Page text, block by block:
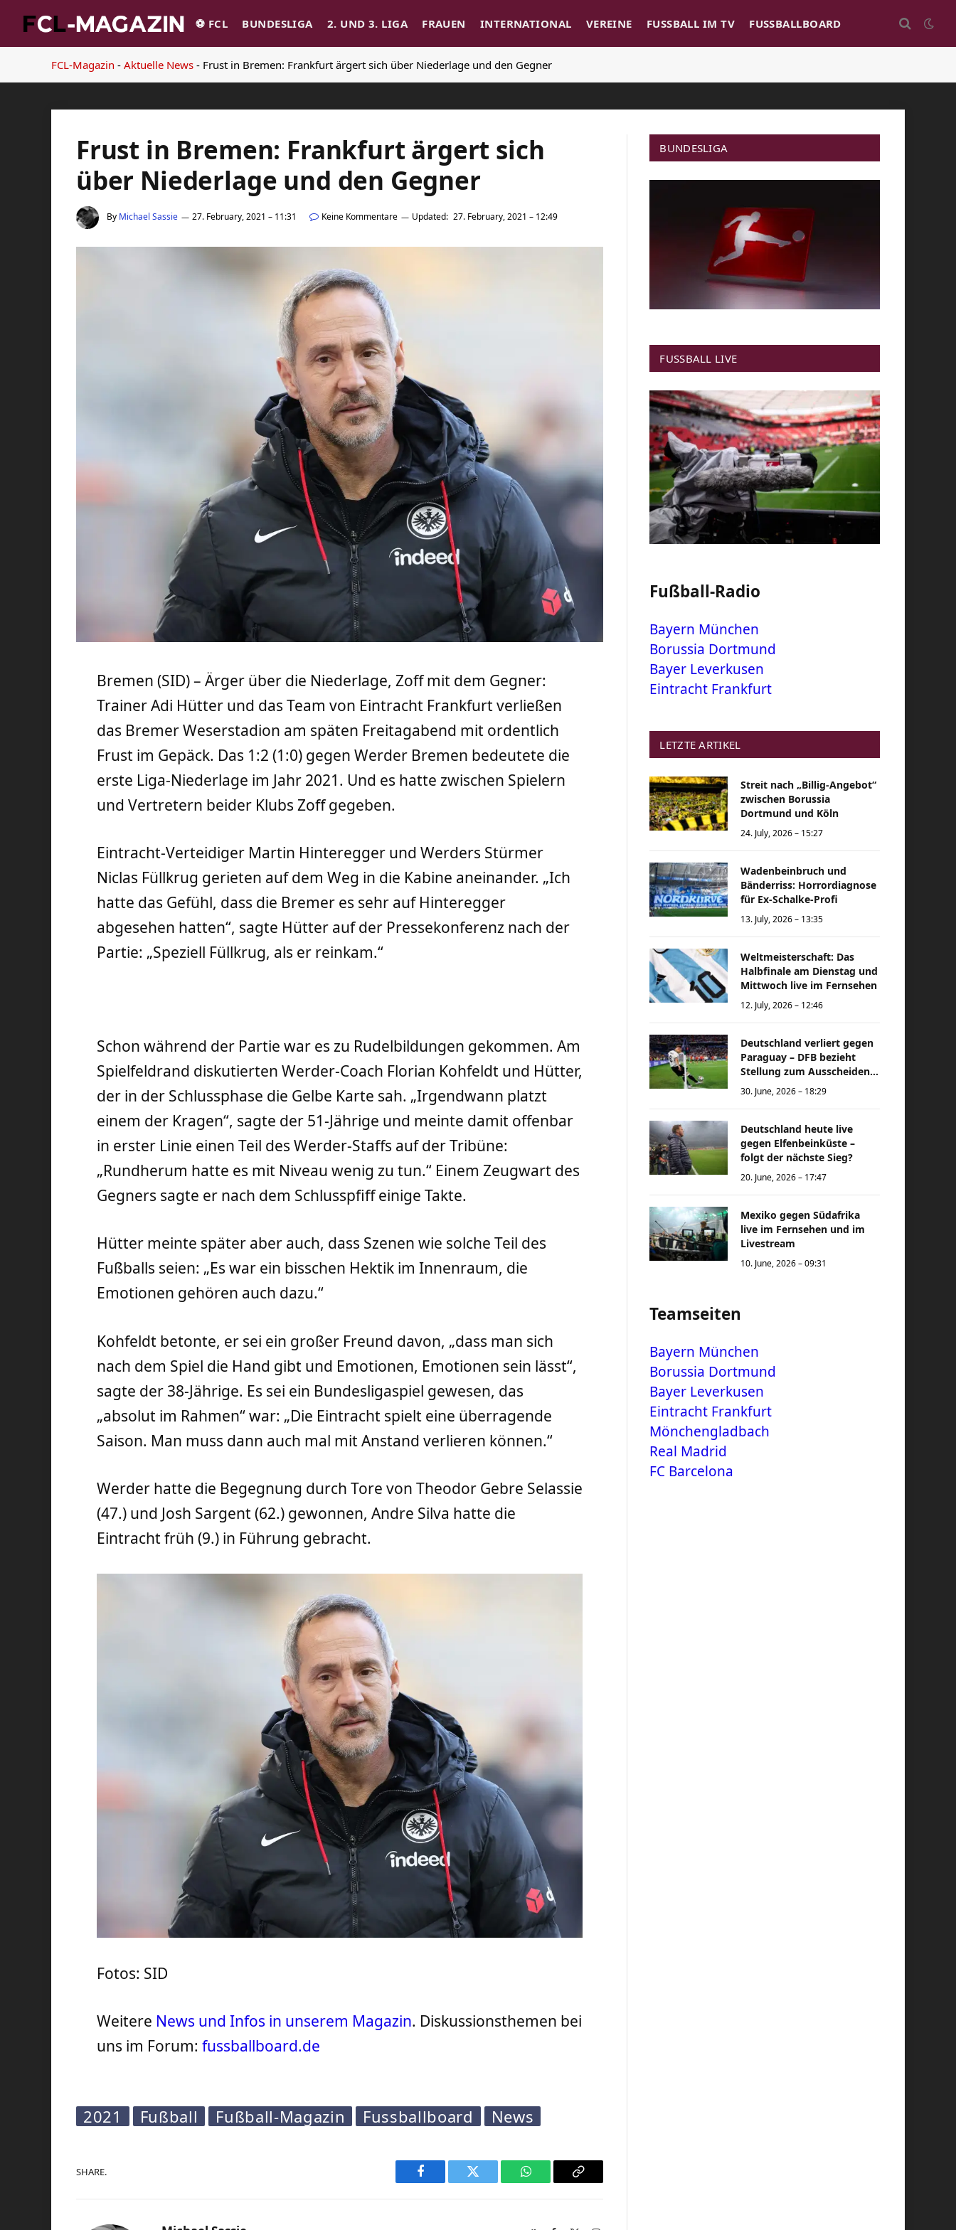
⚽️ FCL BUNDESLIGA 2. UND 3. LIGA FRAUEN INTERNATIONAL VEREINE FUSSBALL IM TV FUSSBALLBOARD
FCL-Magazin - Aktuelle News - Frust in Bremen: Frankfurt ärgert sich über Niederlage und den Gegner
Frust in Bremen: Frankfurt ärgert sich
über Niederlage und den Gegner
By Michael Sassie 27. February, 2021 – 11:31 Keine Kommentare Updated: 27. February, 2021 – 12:49
Bremen (SID) – Ärger über die Niederlage, Zoff mit dem Gegner:
Trainer Adi Hütter und das Team von Eintracht Frankfurt verließen
das Bremer Weserstadion am späten Freitagabend mit ordentlich
Frust im Gepäck. Das 1:2 (1:0) gegen Werder Bremen bedeutete die
erste Liga-Niederlage im Jahr 2021. Und es hatte zwischen Spielern
und Vertretern beider Klubs Zoff gegeben.
Eintracht-Verteidiger Martin Hinteregger und Werders Stürmer
Niclas Füllkrug gerieten auf dem Weg in die Kabine aneinander. „Ich
hatte das Gefühl, dass die Bremer es sehr auf Hinteregger
abgesehen hatten“, sagte Hütter auf der Pressekonferenz nach der
Partie: „Speziell Füllkrug, als er reinkam.“
Schon während der Partie war es zu Rudelbildungen gekommen. Am
Spielfeldrand diskutierten Werder-Coach Florian Kohfeldt und Hütter,
der in der Schlussphase die Gelbe Karte sah. „Irgendwann platzt
einem der Kragen“, sagte der 51-Jährige und meinte damit offenbar
in erster Linie einen Teil des Werder-Staffs auf der Tribüne:
„Rundherum hatte es mit Niveau wenig zu tun.“ Einem Zeugwart des
Gegners sagte er nach dem Schlusspfiff einige Takte.
Hütter meinte später aber auch, dass Szenen wie solche Teil des
Fußballs seien: „Es war ein bisschen Hektik im Innenraum, die
Emotionen gehören auch dazu.“
Kohfeldt betonte, er sei ein großer Freund davon, „dass man sich
nach dem Spiel die Hand gibt und Emotionen, Emotionen sein lässt“,
sagte der 38-Jährige. Es sei ein Bundesligaspiel gewesen, das
„absolut im Rahmen“ war: „Die Eintracht spielt eine überragende
Saison. Man muss dann auch mal mit Anstand verlieren können.“
Werder hatte die Begegnung durch Tore von Theodor Gebre Selassie
(47.) und Josh Sargent (62.) gewonnen, Andre Silva hatte die
Eintracht früh (9.) in Führung gebracht.
Fotos: SID
Weitere News und Infos in unserem Magazin. Diskussionsthemen bei
uns im Forum:fussballboard.de
2021 Fußball Fußball-Magazin Fussballboard News
SHARE.
Facebook Twitter WhatsAppCopy
BUNDESLIGA
FUSSBALL LIVE
Fußball-Radio
Bayern München
Borussia Dortmund
Bayer Leverkusen
Eintracht Frankfurt
LETZTE ARTIKEL
Streit nach „Billig-Angebot“
zwischen Borussia
Dortmund und Köln
24. July, 2026 – 15:27
Wadenbeinbruch und
Bänderriss: Horrordiagnose
für Ex-Schalke-Profi
13. July, 2026 – 13:35
Weltmeisterschaft: Das
Halbfinale am Dienstag und
Mittwoch live im Fernsehen
12. July, 2026 – 12:46
Deutschland verliert gegen
Paraguay – DFB bezieht
Stellung zum Ausscheiden
bei der Weltmeisterschaft
30. June, 2026 – 18:29
Deutschland heute live
gegen Elfenbeinküste –
folgt der nächste Sieg?
20. June, 2026 – 17:47
Mexiko gegen Südafrika
live im Fernsehen und im
Livestream
10. June, 2026 – 09:31
Teamseiten
Bayern München
Borussia Dortmund
Bayer Leverkusen
Eintracht Frankfurt
Mönchengladbach
Real Madrid
FC Barcelona